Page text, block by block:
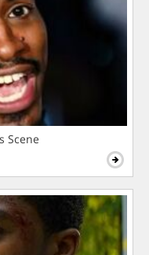
Scene